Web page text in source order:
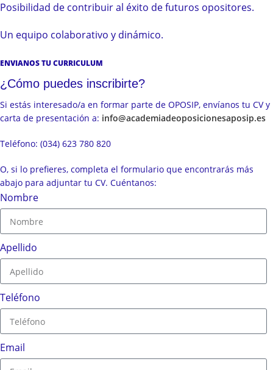
Posibilidad de contribuir al éxito de futuros opositores.
Un equipo colaborativo y dinámico.
ENVIANOS TU CURRICULUM
¿Cómo puedes inscribirte?
Si estás interesado/a en formar parte de OPOSIP, envíanos tu CV y
carta de presentación a: info@academiadeoposicionesaposip.es
Teléfono: (034) 623 780 820
O, si lo prefieres, completa el formulario que encontrarás más
abajo para adjuntar tu CV. Cuéntanos:
Nombre
Apellido
Teléfono
Email